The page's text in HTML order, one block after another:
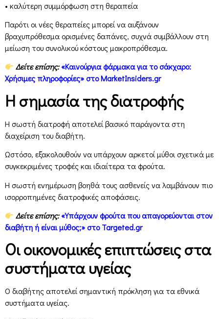
• καλύτερη συμμόρφωση στη θεραπεία
Παρότι οι νέες θεραπείες μπορεί να αυξάνουν
βραχυπρόθεσμα ορισμένες δαπάνες, συχνά συμβάλλουν στη
μείωση του συνολικού κόστους μακροπρόθεσμα.
Δείτε επίσης:«Καινούργια φάρμακα για το σάκχαρο:
Χρήσιμες πληροφορίες» στο MarketInsiders.gr
Η σημασία της διατροφής
Η σωστή διατροφή αποτελεί βασικό παράγοντα στη
διαχείριση του διαβήτη.
Ωστόσο, εξακολουθούν να υπάρχουν αρκετοί μύθοι σχετικά με
συγκεκριμένες τροφές και ιδιαίτερα τα φρούτα.
Η σωστή ενημέρωση βοηθά τους ασθενείς να λαμβάνουν πιο
ισορροπημένες διατροφικές αποφάσεις.
Δείτε επίσης:«Υπάρχουν φρούτα που απαγορεύονται στον
διαβήτη ή είναι μύθος;» στο Targeted.gr
Οι οικονομικές επιπτώσεις στα
συστήματα υγείας
Ο διαβήτης αποτελεί σημαντική πρόκληση για τα εθνικά
συστήματα υγείας.